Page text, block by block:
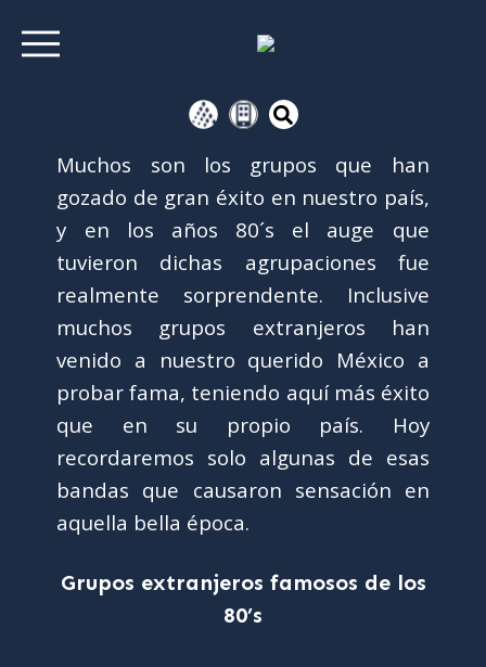
Muchos son los grupos que han
gozado de gran éxito en nuestro país,
y en los años 80´s el auge que
tuvieron dichas agrupaciones fue
realmente sorprendente. Inclusive
muchos grupos extranjeros han
venido a nuestro querido México a
probar fama, teniendo aquí más éxito
que en su propio país. Hoy
recordaremos solo algunas de esas
bandas que causaron sensación en
aquella bella época.
Grupos extranjeros famosos de los
80’s